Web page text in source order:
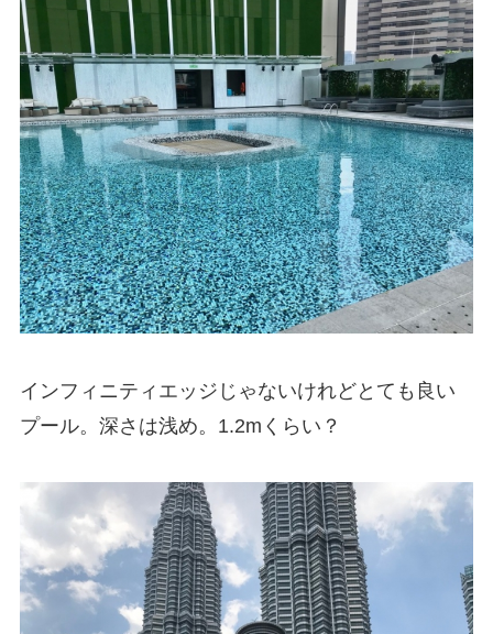
インフィニティエッジじゃないけれどとても良い
プール。深さは浅め。1.2mくらい？